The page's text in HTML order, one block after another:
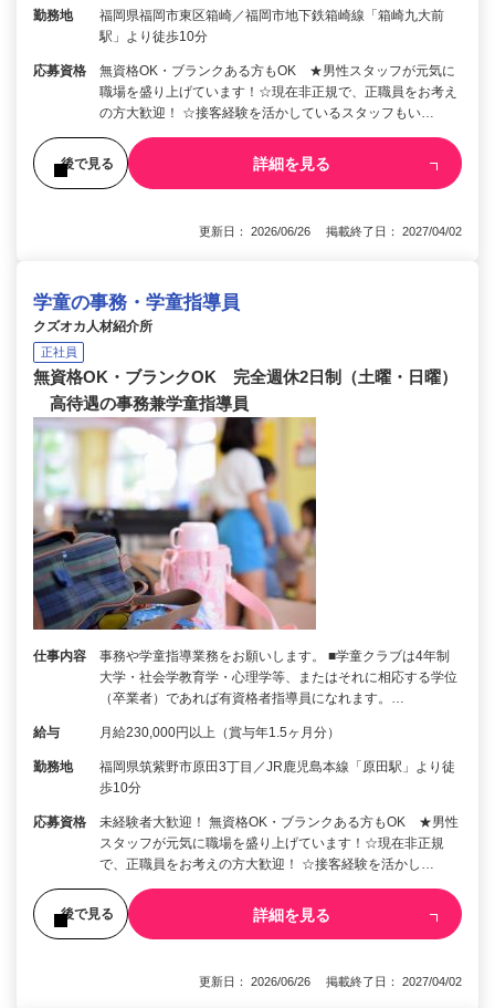
勤務地
福岡県福岡市東区箱崎／福岡市地下鉄箱崎線「箱崎九大前
駅」より徒歩10分
応募資格
無資格OK・ブランクある方もOK ★男性スタッフが元気に
職場を盛り上げています！☆現在非正規で、正職員をお考え
の方大歓迎！ ☆接客経験を活かしているスタッフもい…
後で見る 詳細を見る
更新日： 2026/06/26 掲載終了日： 2027/04/02
学童の事務・学童指導員
クズオカ人材紹介所
正社員
無資格OK・ブランクOK 完全週休2日制（土曜・日曜）
高待遇の事務兼学童指導員
仕事内容
事務や学童指導業務をお願いします。 ■学童クラブは4年制
大学・社会学教育学・心理学等、またはそれに相応する学位
（卒業者）であれば有資格者指導員になれます。…
給与 月給230,000円以上（賞与年1.5ヶ月分）
勤務地
福岡県筑紫野市原田3丁目／JR鹿児島本線「原田駅」より徒
歩10分
応募資格
未経験者大歓迎！ 無資格OK・ブランクある方もOK ★男性
スタッフが元気に職場を盛り上げています！☆現在非正規
で、正職員をお考えの方大歓迎！ ☆接客経験を活かし…
後で見る 詳細を見る
更新日： 2026/06/26 掲載終了日： 2027/04/02